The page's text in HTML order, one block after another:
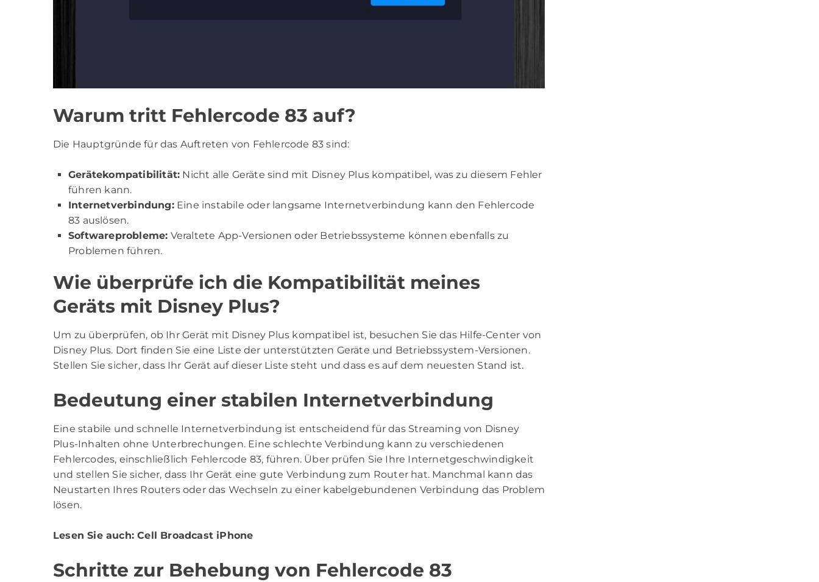
Warum tritt Fehlercode 83 auf?
Die Hauptgründe für das Auftreten von Fehlercode 83 sind:
Gerätekompatibilität: Nicht alle Geräte sind mit Disney Plus kompatibel, was zu diesem Fehler
führen kann.
Internetverbindung:Eine instabile oder langsame Internetverbindung kann den Fehlercode
83 auslösen.
Softwareprobleme: Veraltete App-Versionen oder Betriebssysteme können ebenfalls zu
Problemen führen.
Wie überprüfe ich die Kompatibilität meines
Geräts mit Disney Plus?
Um zu überprüfen, ob Ihr Gerät mit Disney Plus kompatibel ist, besuchen Sie das Hilfe-Center von
Disney Plus. Dort finden Sie eine Liste der unterstützten Geräte und Betriebssystem-Versionen.
Stellen Sie sicher, dass Ihr Gerät auf dieser Liste steht und dass es auf dem neuesten Stand ist.
Bedeutung einer stabilen Internetverbindung
Eine stabile und schnelle Internetverbindung ist entscheidend für das Streaming von Disney
Plus-Inhalten ohne Unterbrechungen. Eine schlechte Verbindung kann zu verschiedenen
Fehlercodes, einschließlich Fehlercode 83, führen. Über prüfen Sie Ihre Internetgeschwindigkeit
und stellen Sie sicher, dass Ihr Gerät eine gute Verbindung zum Router hat. Manchmal kann das
Neustarten Ihres Routers oder das Wechseln zu einer kabelgebundenen Verbindung das Problem
lösen.
Lesen Sie auch:Cell Broadcast iPhone
Schritte zur Behebung von Fehlercode 83